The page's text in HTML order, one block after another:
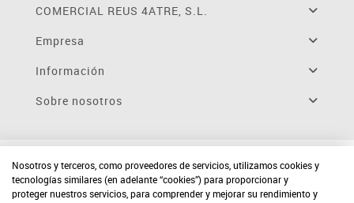
COMERCIAL REUS 4ATRE, S.L.
Empresa
Información
Sobre nosotros
Nosotros y terceros, como proveedores de servicios, utilizamos cookies y
tecnologías similares (en adelante “cookies”) para proporcionar y
proteger nuestros servicios, para comprender y mejorar su rendimiento y